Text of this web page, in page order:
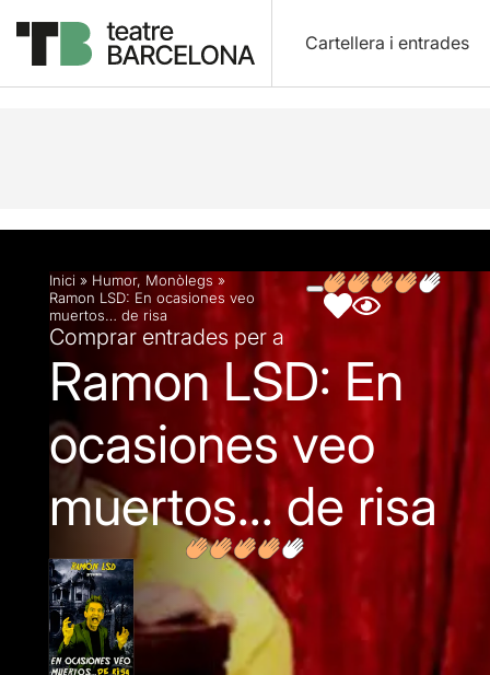
Cartellera i entrades
Descripció Fitxa artística Fotos i vídeos
Inici » Humor, Monòlegs »
Ramon LSD: En ocasiones veo
muertos… de risa
Comprar entrades per a
Ramon LSD: En
ocasiones veo
muertos... de risa